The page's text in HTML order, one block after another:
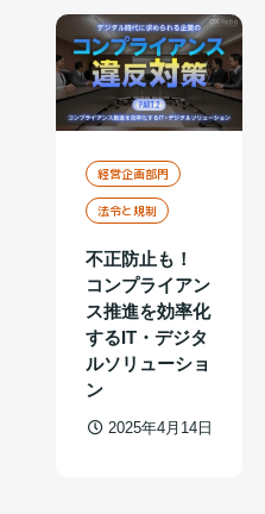
経営企画部門
法令と規制
不正防止も！
コンプライアン
ス推進を効率化
するIT・デジタ
ルソリューショ
ン
2025年4月14日